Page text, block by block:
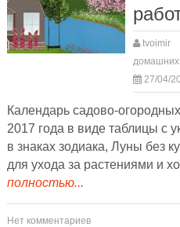
tvoimir
домашних
27/04/
Календарь садово-
2017 года в виде таблицы с
в знаках зодиака, Луны без
для ухода за растениями и
полностью...
Нет комментариев